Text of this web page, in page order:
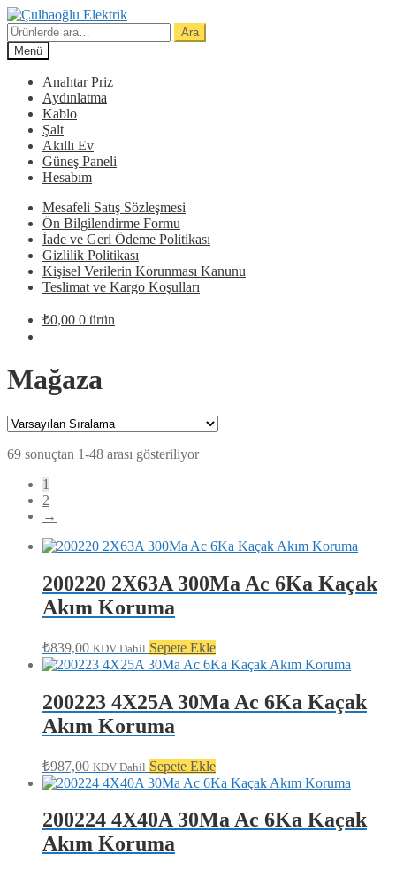
Dolaşıma
geç
İçeriğe
geç
Ara:
Ara
Menü
Anahtar Priz
Aydınlatma
Kablo
Şalt
Akıllı Ev
Güneş Paneli
Hesabım
Mesafeli Satış Sözleşmesi
Ön Bilgilendirme Formu
İade ve Geri Ödeme Politikası
Gizlilik Politikası
Kişisel Verilerin Korunması Kanunu
Teslimat ve Kargo Koşulları
₺0,00 0 ürün
Mağaza
69 sonuçtan 1-48 arası gösteriliyor
1
2
→
200220 2X63A 300Ma Ac 6Ka Kaçak
Akım Koruma
₺839,00 KDV Dahil Sepete Ekle
200223 4X25A 30Ma Ac 6Ka Kaçak
Akım Koruma
₺987,00 KDV Dahil Sepete Ekle
200224 4X40A 30Ma Ac 6Ka Kaçak
Akım Koruma